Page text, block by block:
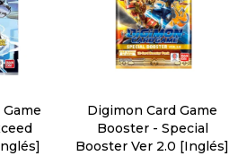
Digimon Card Game
Booster - Special
Booster Ver 2.0 [Inglés]